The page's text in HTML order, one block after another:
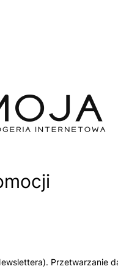
Przetwarzanie